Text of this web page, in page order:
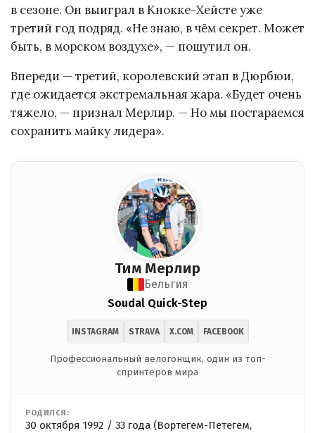
в сезоне. Он выиграл в Кнокке-Хейсте уже
третий год подряд. «Не знаю, в чём секрет. Может
быть, в морском воздухе», — пошутил он.
Впереди — третий, королевский этап в Дюрбюи,
где ожидается экстремальная жара. «Будет очень
тяжело, — признал Мерлир. — Но мы постараемся
сохранить майку лидера».
Тим Мерлир
Бельгия
Soudal Quick-Step
INSTAGRAM STRAVA X.COM FACEBOOK
Профессиональный велогонщик, один из топ-
спринтеров мира
РОДИЛСЯ:
30 октября 1992 / 33 года (Вортегем-Петегем,